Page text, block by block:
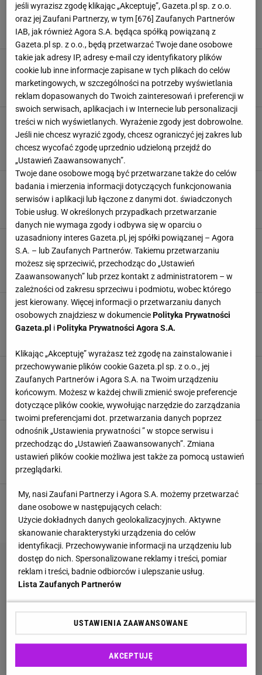
oceanarium i odkryj magię podwodnego świata
CIEKAWE MIEJSCA W POLSCE KOŁOBRZEG OCEANARIUM
WROCŁAW
Niesamowity widok na plaży w Kołobrzegu.
Turyści przecierali oczy. "Cudo"
ATRAKCJE KOŁOBRZEG NEWS PODRÓŻE
Polacy wybrali najlepsze miasto nad Bałtykiem.
Zachwyca nie tylko plażą. Tu przejedziesz się
blokartem
KOŁOBRZEG
Nadmorska atrakcja z piekła rodem. Mapping
rozwścieczył mieszkańców. Doszło do awarii
ATRAKCJE KOŁOBRZEG MORZE NEWS
Kolejne wzrost cen nad Bałtykiem. Teraz w
uwielbianym przez Polaków kurorcie wakacje
będą droższe
BILETY KOŁOBRZEG NEWS PARKINGI
Największe uzdrowisko w Polsce. To istny raj
dla turystów i kuracjuszy. Tu nie można się
nudzić
Jedna z kultowych atrakcji Bałtyku znów
dostępna za darmo. Turyści uwielbiają tu
spacerować
ATRAKCJE TURYSTYCZNE KOŁOBRZEG MOLO NEWS
Brytyjczycy nazwali to miasto "najlepiej
strzeżoną tajemnicą Polski". Doceniają plażę i
atrakcje
2 NASTĘPNA
jeśli wyrazisz zgodę klikając „Akceptuję”, Gazeta.pl sp. z o.o.
oraz jej Zaufani Partnerzy, w tym [676] Zaufanych Partnerów
IAB, jak również Agora S.A. będąca spółką powiązaną z
Gazeta.pl sp. z o.o., będą przetwarzać Twoje dane osobowe
takie jak adresy IP, adresy e-mail czy identyfikatory plików
cookie lub inne informacje zapisane w tych plikach do celów
marketingowych, w szczególności na potrzeby wyświetlania
reklam dopasowanych do Twoich zainteresowań i preferencji w
swoich serwisach, aplikacjach i w Internecie lub personalizacji
treści w nich wyświetlanych. Wyrażenie zgody jest dobrowolne.
Jeśli nie chcesz wyrazić zgody, chcesz ograniczyć jej zakres lub
chcesz wycofać zgodę uprzednio udzieloną przejdź do
„Ustawień Zaawansowanych”.
Twoje dane osobowe mogą być przetwarzane także do celów
badania i mierzenia informacji dotyczących funkcjonowania
serwisów i aplikacji lub łączone z danymi dot. świadczonych
Tobie usług. W określonych przypadkach przetwarzanie
danych nie wymaga zgody i odbywa się w oparciu o
uzasadniony interes Gazeta.pl, jej spółki powiązanej – Agora
S.A. – lub Zaufanych Partnerów. Takiemu przetwarzaniu
możesz się sprzeciwić, przechodząc do „Ustawień
Zaawansowanych” lub przez kontakt z administratorem – w
zależności od zakresu sprzeciwu i podmiotu, wobec którego
jest kierowany. Więcej informacji o przetwarzaniu danych
osobowych znajdziesz w dokumenciePolityka Prywatności
Gazeta.pl iPolityka Prywatności Agora S.A.
Klikając „Akceptuję” wyrażasz też zgodę na zainstalowanie i
przechowywanie plików cookie Gazeta.pl sp. z o.o., jej
Zaufanych Partnerów i Agora S.A. na Twoim urządzeniu
końcowym. Możesz w każdej chwili zmienić swoje preferencje
dotyczące plików cookie, wywołując narzędzie do zarządzania
twoimi preferencjami dot. przetwarzania danych poprzez
odnośnik „Ustawienia prywatności ” w stopce serwisu i
przechodząc do „Ustawień Zaawansowanych”. Zmiana
ustawień plików cookie możliwa jest także za pomocą ustawień
przeglądarki.
My, nasi Zaufani Partnerzy i Agora S.A. możemy przetwarzać
dane osobowe w następujących celach:
Użycie dokładnych danych geolokalizacyjnych. Aktywne
skanowanie charakterystyki urządzenia do celów
identyfikacji. Przechowywanie informacji na urządzeniu lub
dostęp do nich. Spersonalizowane reklamy i treści, pomiar
reklam i treści, badnie odbiorców i ulepszanie usług.
Lista Zaufanych Partnerów
USTAWIENIA ZAAWANSOWANE
AKCEPTUJĘ